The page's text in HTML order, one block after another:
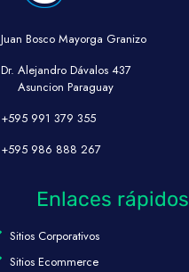
Juan Bosco Mayorga Granizo
Dr. Alejandro Dávalos 437
Asuncion Paraguay
+595 991 379 355
+595 986 888 267
Enlaces rápidos
Sitios Corporativos
Sitios Ecommerce